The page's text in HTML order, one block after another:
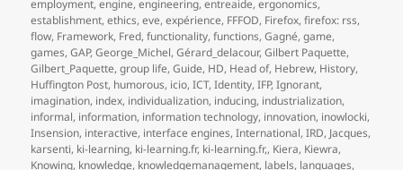
employment,engine,engineering,entreaide,ergonomics,
establishment,ethics,eve,expérience, FFFOD, Firefox,firefox: rss,
flow, Framework, Fred,functionality,functions,Gagné,game,
games,GAP,George_Michel,Gérard_delacour,Gilbert Paquette,
Gilbert_Paquette,group life,Guide, HD, Head of, Hebrew, History,
Huffington Post, humorous, icio,ICT,Identity,IFP,Ignorant,
imagination, index, individualization, inducing, industrialization,
informal, information, information technology, innovation, inowlocki,
Insension, interactive, interface engines,International,IRD, Jacques,
karsenti, ki-learning, ki-learning.fr, ki-learning.fr,, Kiera, Kiewra,
Knowing, knowledge, knowledgemanagement, labels, languages,